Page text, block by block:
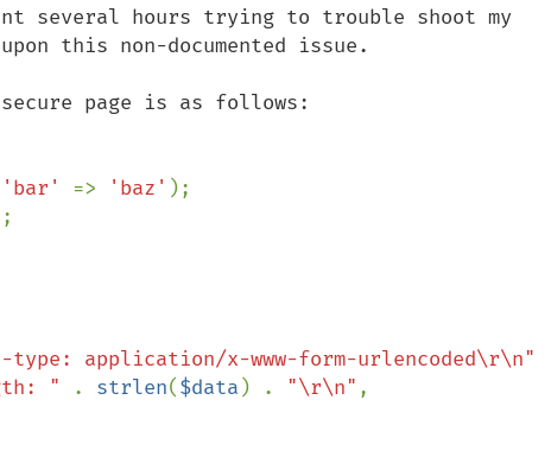
several hours trying to trouble shoot my
this non-documented issue.
page is as follows:
'bar' => 'baz'
type: application/x-www-form-urlencoded\r\n"
" . strlen($data ) . "\r\n" ,